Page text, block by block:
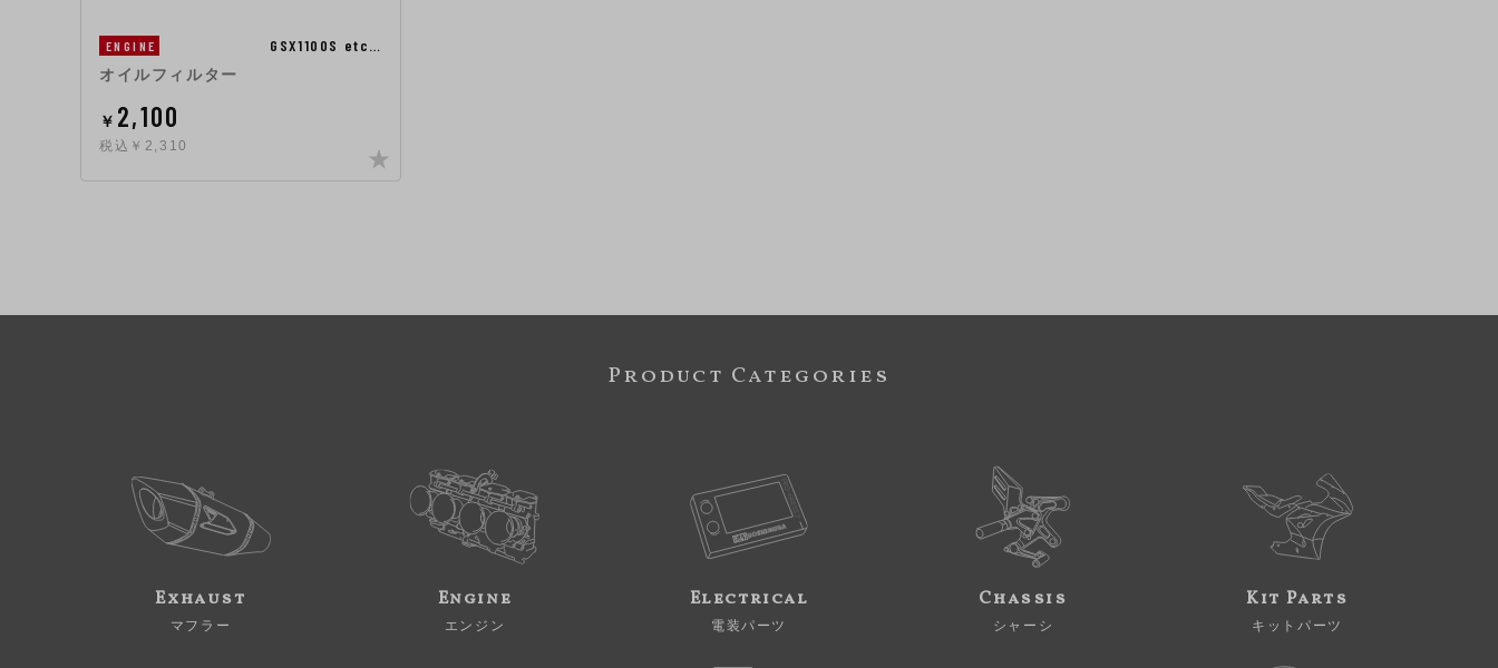
ENGINE GSX1100S etc…
オイルフィルター
￥ 2,100
税込￥2,310
Product Categories
Exhaust
マフラー
Engine
エンジン
Electrical
電装パーツ
Chassis
シャーシ
Kit Parts
キットパーツ